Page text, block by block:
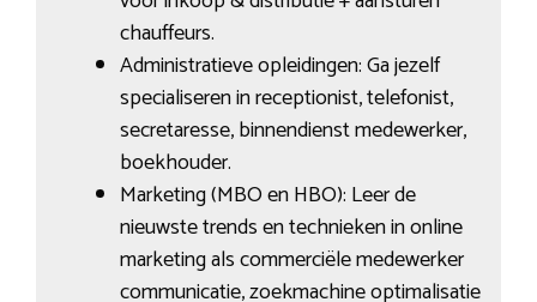
chauffeurs.
Administratieve opleidingen: Ga jezelf
specialiseren in receptionist, telefonist,
secretaresse, binnendienst medewerker,
boekhouder.
Marketing (MBO en HBO): Leer de
nieuwste trends en technieken in online
marketing als commerciële medewerker
communicatie, zoekmachine optimalisatie